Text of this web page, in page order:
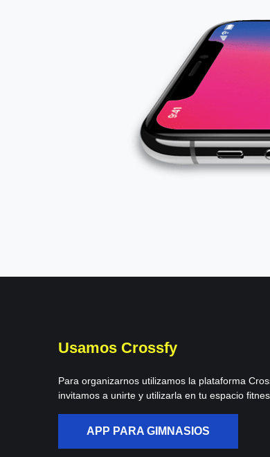
Usamos Crossfy
Para organizarnos utilizamos la plataforma
invitamos a unirte y utilizarla en tu espacio
APP PARA GIMNASIOS